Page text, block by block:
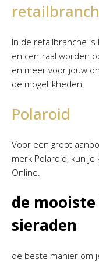
In de retailbranche is
en centraal worden
en meer voor jouw
de mogelijkheden.
Polaroid
Voor een groot
merk Polaroid, kun
Online.
de
sieraden
de beste manier om